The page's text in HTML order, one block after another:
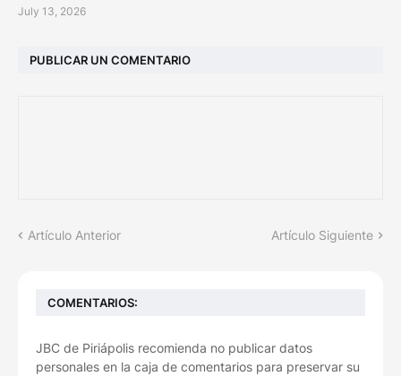
July 13, 2026
PUBLICAR UN COMENTARIO
Artículo Anterior Artículo Siguiente
COMENTARIOS:
JBC de Piriápolis recomienda no publicar datos
personales en la caja de comentarios para preservar su